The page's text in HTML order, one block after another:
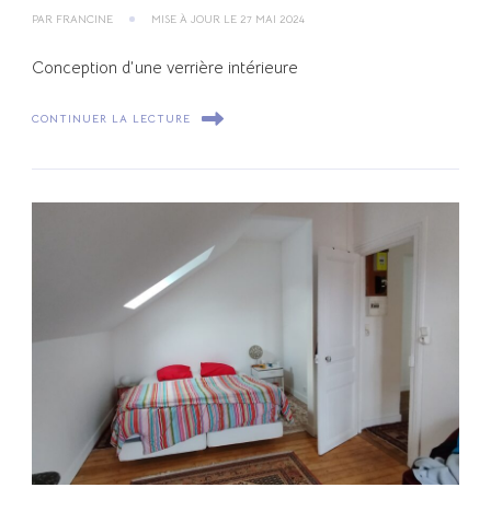
PAR FRANCINE MISE À JOUR LE 27 MAI 2024
Conception d’une verrière intérieure
CONTINUER LA LECTURE